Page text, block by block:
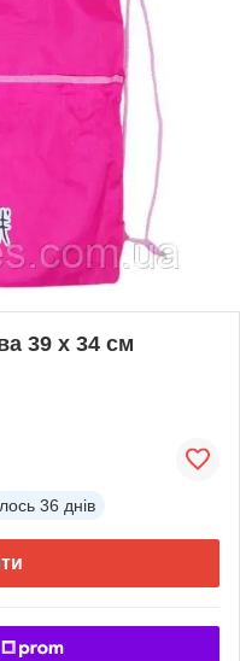
39 х 34 см
36 днів